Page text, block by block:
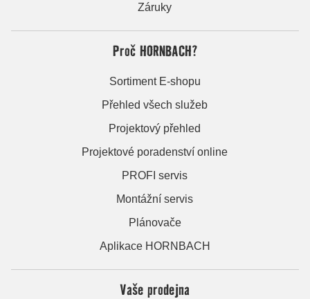
Záruky
Proč HORNBACH?
Sortiment E-shopu
Přehled všech služeb
Projektový přehled
Projektové poradenství online
PROFI servis
Montážní servis
Plánovače
Aplikace HORNBACH
Vaše prodejna